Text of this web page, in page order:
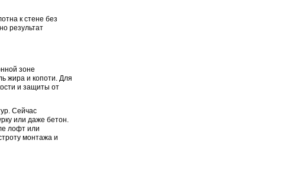
к стене без
результат
зоне
жира и копоти. Для
и защиты от
Сейчас
или даже бетон.
лофт или
монтажа и